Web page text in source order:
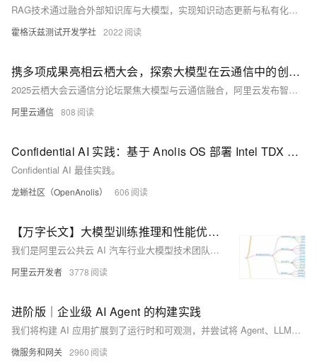
RAG技术通过融合外部知识库与大模型，实现知识动态更新与私有化定制，解决大模型知识固化、幻觉及数据安全难题。本文详解RAG原理、数据库选型（向量库、图库、知识图谱、混合架构）及应用场景，助力企业高效构建安全、可解释的智能系统。
霍格沃兹测试开发学社 2022
携多项成果亮相云栖大会，探索大模型在云通信中的创新应用与全球实践
2025云栖大会云通信分论坛聚焦大模型与云通信融合，阿里云发布智能联络中心2.0与Chat App AI助理，携手伙伴推动通信智能化升级。
阿里云通信 808
Confidential AI 实践：基于 Anolis OS 部署 Intel TDX 保护的 Qwen 模型
Confidential AI 最佳实践。
龙蜥社区（OpenAnolis） 606
【万字长文】大模型训练推理和性能优化算法总结和实践
我们是阿里云公共云 AI 汽车行业大模型技术团队，致力于通过专业的全栈 AI 技术推动 AI 的落地应用。
阿里云开发者 3778
进阶版｜企业级 AI Agent 的构建实践
我们将构建 AI 应用扩展到了运行时和可观测，并尝试将 Agent、LLM、MCP 服务这几者之间如何有机协作尽量清晰化，未来还会扩展到Memory、LiteMQ 等更完整的技术栈，旨在帮助大家厘清完整的企业级 AI 应用构建的最佳实践。
微服务和网关 2960